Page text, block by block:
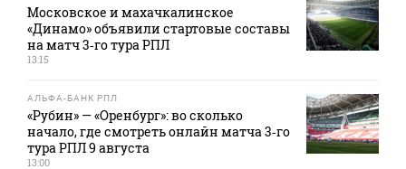
Московское и махачкалинское
«Динамо» объявили стартовые составы
на матч 3‑го тура РПЛ
13:15
АЛЬФА-БАНК РПЛ
«Рубин» — «Оренбург»: во сколько
начало, где смотреть онлайн матча 3‑го
тура РПЛ 9 августа
13:00